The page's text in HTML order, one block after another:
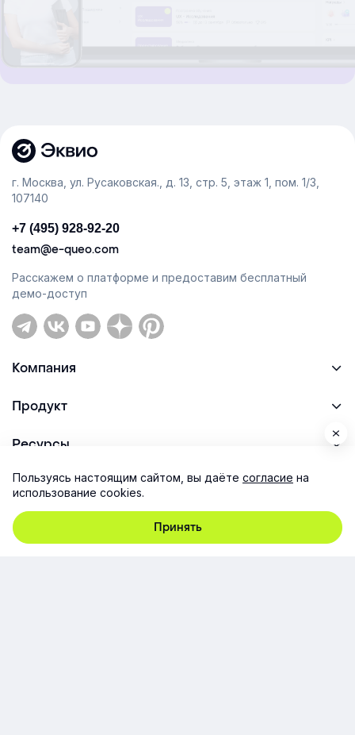
г. Москва, ул. Русаковская., д. 13, стр. 5, этаж 1, пом. 1/3,
107140
+7 (495) 928-92-20
team@e-queo.com
Расскажем о платформе и предоставим бесплатный
демо-доступ
Компания
Продукт
Ресурсы
Поддержка
Юридическая информация
Пользуясь настоящим сайтом, вы даёте согласие на
использование cookies.
Принять